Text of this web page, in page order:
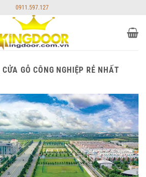
0911.597.127
CỬA GỖ CÔNG NGHIỆP RẺ NHẤT